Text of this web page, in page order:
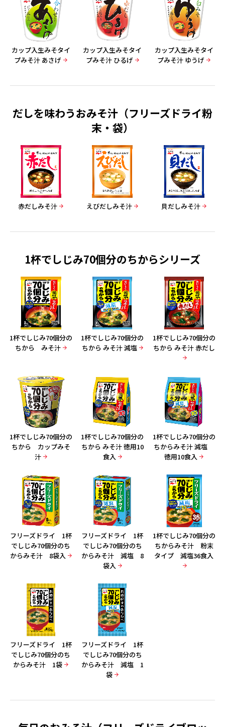
カップ入生みそタイ
プみそ汁 あさげ
カップ入生みそタイ
プみそ汁 ひるげ
カップ入生みそタイ
プみそ汁 ゆうげ
だしを味わうおみそ汁（フリーズドライ粉
末・袋）
赤だしみそ汁 えびだしみそ汁 貝だしみそ汁
1杯でしじみ70個分のちからシリーズ
1杯でしじみ70個分の
ちから みそ汁
1杯でしじみ70個分の
ちから みそ汁 減塩
1杯でしじみ70個分の
ちから みそ汁 赤だし
1杯でしじみ70個分の
ちから カップみそ
汁
1杯でしじみ70個分の
ちから みそ汁 徳用10
食入
1杯でしじみ70個分の
ちからみそ汁 減塩
徳用10食入
フリーズドライ 1杯
でしじみ70個分のち
からみそ汁 8袋入
フリーズドライ 1杯
でしじみ70個分のち
からみそ汁 減塩 8
袋入
1杯でしじみ70個分の
ちからみそ汁 粉末
タイプ 減塩36食入
フリーズドライ 1杯
でしじみ70個分のち
からみそ汁 1袋
フリーズドライ 1杯
でしじみ70個分のち
からみそ汁 減塩 1
袋